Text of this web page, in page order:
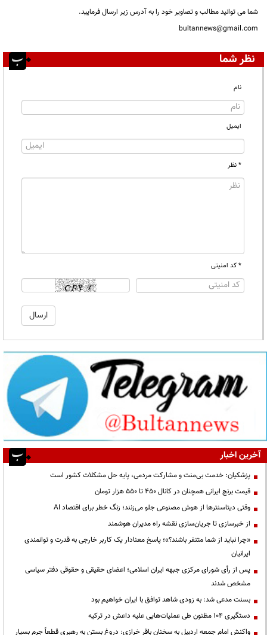
شما می توانید مطالب و تصاویر خود را به آدرس زیر ارسال فرمایید.
bultannews@gmail.com
نظر شما
نام
ایمیل
* نظر
* کد امنیتی
آخرین اخبار
پزشکیان: خدمت بی‌منت و مشارکت مردمی، پایه حل مشکلات کشور است
قیمت‌ برنج ایرانی همچنان در کانال ۴۵۰ تا ۵۵۰ هزار تومان
وقتی دیتاسنترها از هوش مصنوعی جلو می‌زنند؛ زنگ خطر برای اقتصاد AI
از خبرسازی تا جریان‌سازی نقشه راه مدیران هوشمند
«چرا نباید از شما متنفر باشند؟»؛ پاسخ معنادار یک کاربر خارجی به قدرت و توانمندی
ایرانیان
پس از رأی شورای مرکزی جبهه ایران اسلامی؛ اعضای حقیقی و حقوقی دفتر سیاسی
مشخص شدند
بسنت مدعی شد: به زودی شاهد توافق با ایران خواهیم بود
دستگیری ۱۰۴ مظنون طی عملیات‌هایی علیه داعش در ترکیه
واکنش امام جمعه اردبیل به سخنان باقر خرازی: دروغ بستن به رهبری قطعاً جرم بسیار